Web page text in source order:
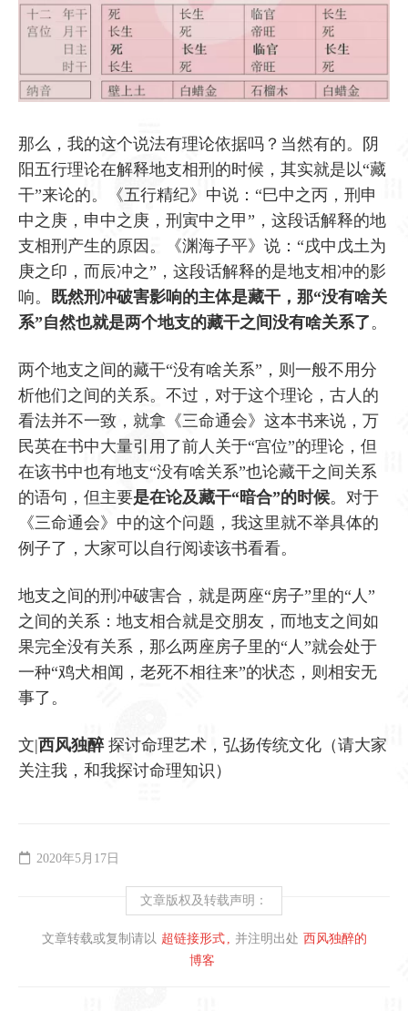
那么，我的这个说法有理论依据吗？当然有的。阴
阳五行理论在解释地支相刑的时候，其实就是以“藏
干”来论的。《五行精纪》中说：“巳中之丙，刑申
中之庚，申中之庚，刑寅中之甲”，这段话解释的地
支相刑产生的原因。《渊海子平》说：“戌中戊土为
庚之印，而辰冲之”，这段话解释的是地支相冲的影
响。
既然刑冲破害影响的主体是藏干，那“没有啥关
系”自然也就是两个地支的藏干之间没有啥关系了 。
两个地支之间的藏干“没有啥关系”，则一般不用分
析他们之间的关系。不过，对于这个理论，古人的
看法并不一致，就拿《三命通会》这本书来说，万
民英在书中大量引用了前人关于“宫位”的理论，但
在该书中也有地支“没有啥关系”也论藏干之间关系
的语句，但主要是在论及藏干“暗合”的时候。对于
《三命通会》中的这个问题，我这里就不举具体的
例子了，大家可以自行阅读该书看看。
地支之间的刑冲破害合，就是两座“房子”里的“人”
之间的关系：地支相合就是交朋友，而地支之间如
果完全没有关系，那么两座房子里的“人”就会处于
一种“鸡犬相闻，老死不相往来”的状态，则相安无
事了。
文|西风独醉探讨命理艺术，弘扬传统文化（请大家
关注我，和我探讨命理知识）
2020年5月17日
文章版权及转载声明：
文章转载或复制请以 超链接形式 并注明出处 西风独醉的
博客